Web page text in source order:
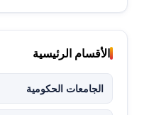
الأقسام الرئيسية
الجامعات الحكومية